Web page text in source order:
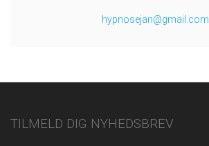
hypnosejan@gmail.com
TILMELD DIG NYHEDSBREV